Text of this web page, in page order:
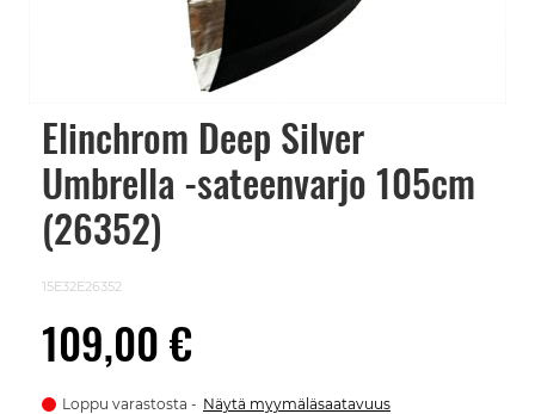
Elinchrom Deep Silver
Umbrella -sateenvarjo 105cm
(26352)
15E32E26352
109,00 €
Loppu varastosta Näytä myymäläsaatavuus
Skip
beginning
images